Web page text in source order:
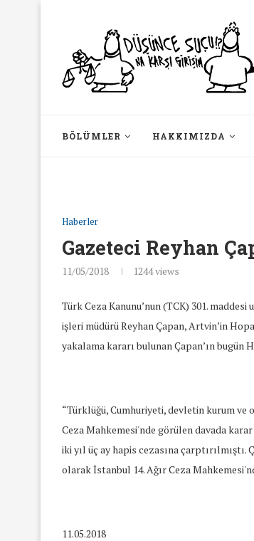
BÖLÜMLER HAKKIMIZDA
Haberler
Gazeteci Reyhan
11/05/2018 1244views
Türk Ceza Kanunu’nun (TCK) 301.
işleri müdürü Reyhan Çapan, Artvin’in
yakalama kararı bulunan Çapan’ın bugün
“Türklüğü, Cumhuriyeti, devletin kurum ve
Ceza Mahkemesi'nde görülen davada
iki yıl üç ay hapis cezasına
olarak İstanbul 14. Ağır Ceza
11.05.2018